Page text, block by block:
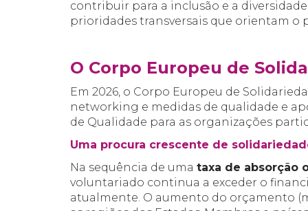
contribuir para a inclusão e a
prioridades transversais que orientam o
O Corpo Europeu de
Em 2026, o Corpo Europeu de
networking e medidas de qualidade e
de Qualidade para as organizações
Uma procura crescente de
Na sequência de uma taxa de absorção
voluntariado continua a exceder o
atualmente. O aumento do orçamento